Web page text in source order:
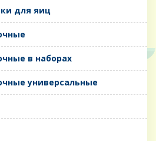
для яиц
в наборах
универсальные